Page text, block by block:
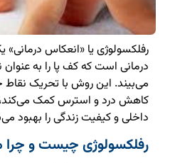
رفلکسولوژی یا «انعکاس
درمانی است که کف پا را به
می‌بیند. این روش با تحریک نقاط
کاهش درد و استرس کمک می‌کند،
داخلی و کیفیت زندگی را بهبود
رفلکسولوژی چیست و